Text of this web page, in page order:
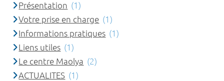
Présentation (1)
Votre prise en charge (1)
Informations pratiques (1)
Liens utiles (1)
Le centre Maolya (2)
ACTUALITES (1)